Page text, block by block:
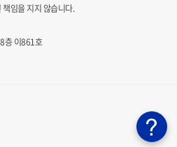
책임을 지지 않습니다.
층 이861호